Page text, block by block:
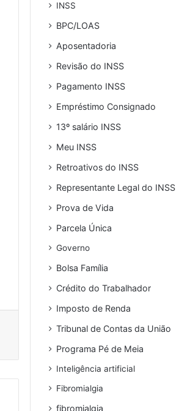
INSS
BPC/LOAS
Aposentadoria
Revisão do INSS
Pagamento INSS
Empréstimo Consignado
13º salário INSS
Meu INSS
Retroativos do INSS
Representante Legal do INSS
Prova de Vida
Parcela Única
Governo
Bolsa Família
Crédito do Trabalhador
Imposto de Renda
Tribunal de Contas da União
Programa Pé de Meia
Inteligência artificial
Fibromialgia
fibromialgia